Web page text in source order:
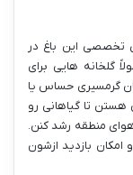
تخصصی این باغ در
گلخانه هایی برای
گرمسیری حساس یا
هستن تا گیاهانی رو
منطقه رشد کنن.
بازدید ازشون